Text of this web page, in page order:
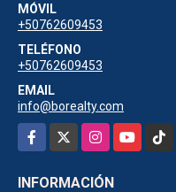
MÓVIL
+50762609453
TELÉFONO
+50762609453
EMAIL
info@borealty.com
Facebook
InstagramYouTubeTikTok
INFORMACIÓN